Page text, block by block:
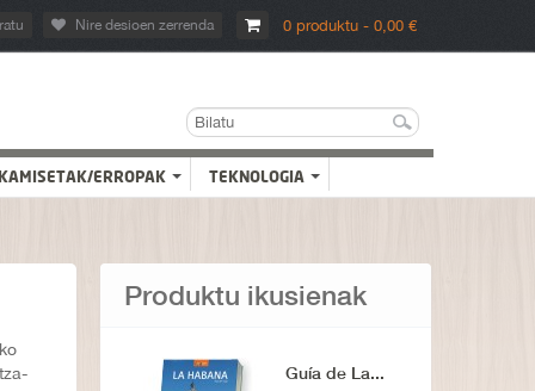
0 produktu - 0,00 €
Nire desioen zerrenda
KAMISETAK/ERROPAK TEKNOLOGIA
Produktu ikusienak
Guía de La...